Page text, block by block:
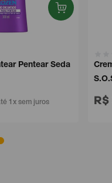
Pentear Seda
sem juros R$